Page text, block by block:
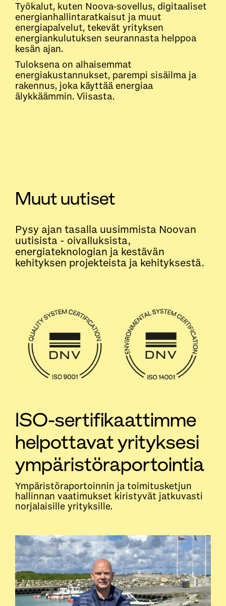
Työkalut, kuten Noova-sovellus, digitaaliset
energianhallintaratkaisut ja muut
energiapalvelut, tekevät yrityksen
energiankulutuksen seurannasta helppoa
kesän ajan.
Tuloksena on alhaisemmat
energiakustannukset, parempi sisäilma ja
rakennus, joka käyttää energiaa
älykkäämmin. Viisasta.
Muut uutiset
Pysy ajan tasalla uusimmista Noovan
uutisista - oivalluksista,
energiateknologian ja kestävän
kehityksen projekteista ja kehityksestä.
ISO-sertifikaattimme
helpottavat yrityksesi
ympäristöraportointia
Ympäristöraportoinnin ja toimitusketjun
hallinnan vaatimukset kiristyvät jatkuvasti
norjalaisille yrityksille.